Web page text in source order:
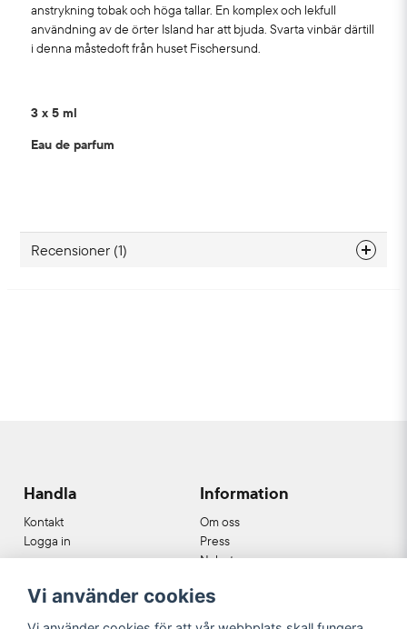
anstrykning tobak och höga tallar. En komplex och lekfull
användning av de örter Island har att bjuda. Svarta vinbär därtill
i denna måstedoft från huset Fischersund.
3 x 5 ml
Eau de parfum
Recensioner (1)
Handla
Kontakt
Logga in
Information
Om oss
Press
Nyheter
Cookies
Köpvillkor
Vi använder cookies